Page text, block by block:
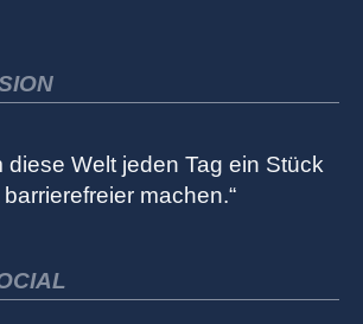
diese Welt jeden Tag ein Stück
machen.“